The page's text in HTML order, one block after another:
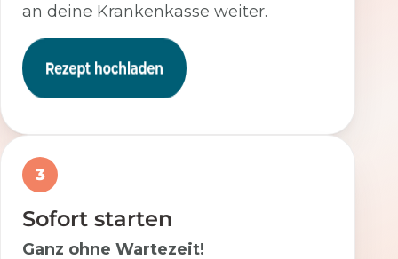
an deine Krankenkasse weiter.
3
Sofort starten
Ganz ohne Wartezeit!